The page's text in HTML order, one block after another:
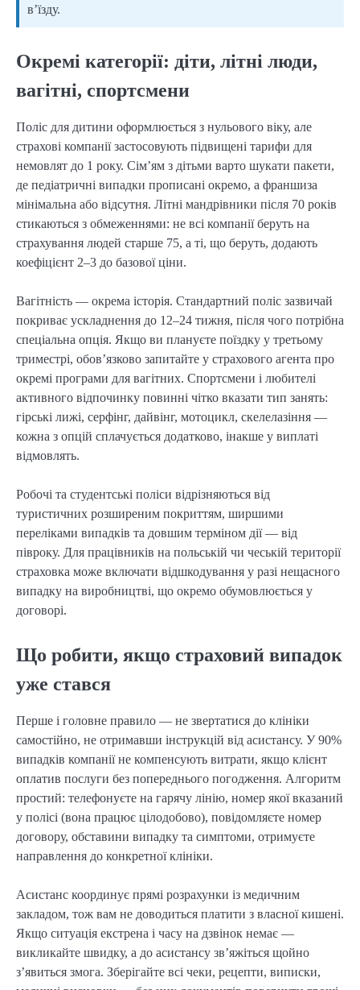
в’їзду.
Окремі категорії: діти, літні люди,
вагітні, спортсмени
Поліс для дитини оформлюється з нульового віку, але
страхові компанії застосовують підвищені тарифи для
немовлят до 1 року. Сім’ям з дітьми варто шукати пакети,
де педіатричні випадки прописані окремо, а франшиза
мінімальна або відсутня. Літні мандрівники після 70 років
стикаються з обмеженнями: не всі компанії беруть на
страхування людей старше 75, а ті, що беруть, додають
коефіцієнт 2–3 до базової ціни.
Вагітність — окрема історія. Стандартний поліс зазвичай
покриває ускладнення до 12–24 тижня, після чого потрібна
спеціальна опція. Якщо ви плануєте поїздку у третьому
триместрі, обов’язково запитайте у страхового агента про
окремі програми для вагітних. Спортсмени і любителі
активного відпочинку повинні чітко вказати тип занять:
гірські лижі, серфінг, дайвінг, мотоцикл, скелелазіння —
кожна з опцій сплачується додатково, інакше у виплаті
відмовлять.
Робочі та студентські поліси відрізняються від
туристичних розширеним покриттям, ширшими
переліками випадків та довшим терміном дії — від
півроку. Для працівників на польській чи чеській території
страховка може включати відшкодування у разі нещасного
випадку на виробництві, що окремо обумовлюється у
договорі.
Що робити, якщо страховий випадок
уже стався
Перше і головне правило — не звертатися до клініки
самостійно, не отримавши інструкцій від асистансу. У 90%
випадків компанії не компенсують витрати, якщо клієнт
оплатив послуги без попереднього погодження. Алгоритм
простий: телефонуєте на гарячу лінію, номер якої вказаний
у полісі (вона працює цілодобово), повідомляєте номер
договору, обставини випадку та симптоми, отримуєте
направлення до конкретної клініки.
Асистанс координує прямі розрахунки із медичним
закладом, тож вам не доводиться платити з власної кишені.
Якщо ситуація екстрена і часу на дзвінок немає —
викликайте швидку, а до асистансу зв’яжіться щойно
з’явиться змога. Зберігайте всі чеки, рецепти, виписки,